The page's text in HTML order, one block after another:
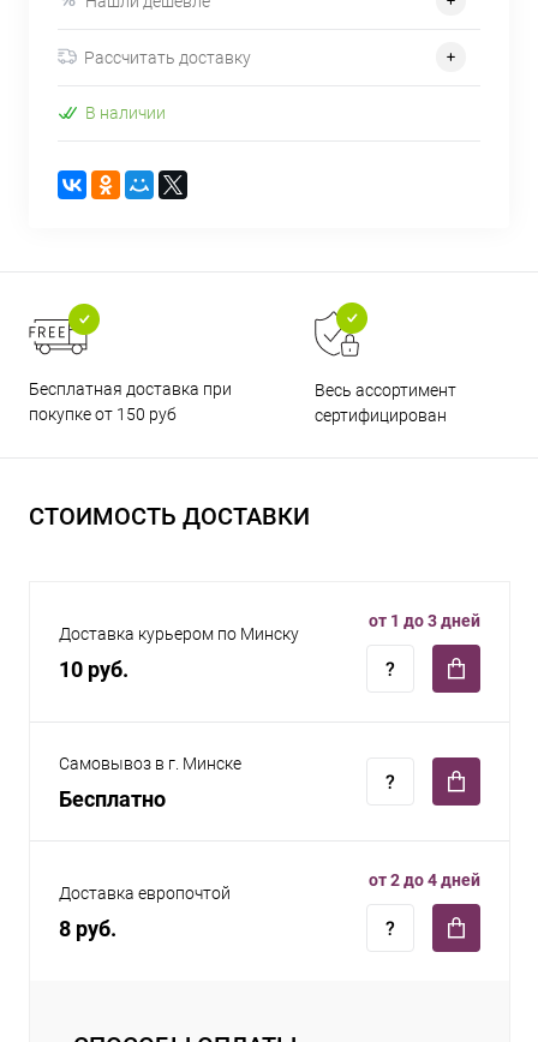
Рассчитать доставку
В наличии
Бесплатная доставка при
покупке от 150 руб
Весь ассортимент
сертифицирован
СТОИМОСТЬ ДОСТАВКИ
Доставка курьером по Минску
10 руб.
от 1 до 3 дней
Самовывоз в г. Минске
Бесплатно
Доставка европочтой
8 руб.
от 2 до 4 дней